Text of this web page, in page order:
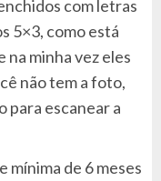
com letras
5×3, como está
minha vez eles
não tem a foto,
para escanear a
mínima de 6 meses